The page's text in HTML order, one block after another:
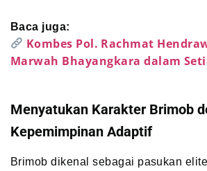
Baca juga:
Kombes Pol. Rachmat
Marwah Bhayangkara dalam
Menyatukan Karakter Brimob
Kepemimpinan Adaptif
Brimob dikenal sebagai pasukan